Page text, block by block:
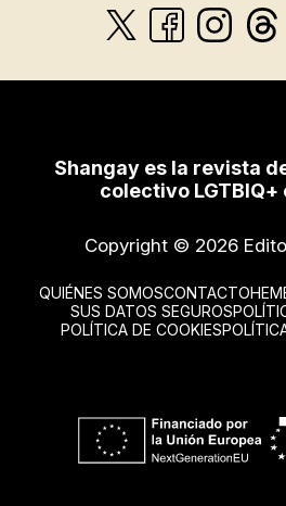
Shangay es la revista
colectivo LGTBIQ+
Copyright © 2026
QUIÉNES SOMOSCONTACTO
SUS DATOS SEGUROS
POLÍTICA DE COOKIES